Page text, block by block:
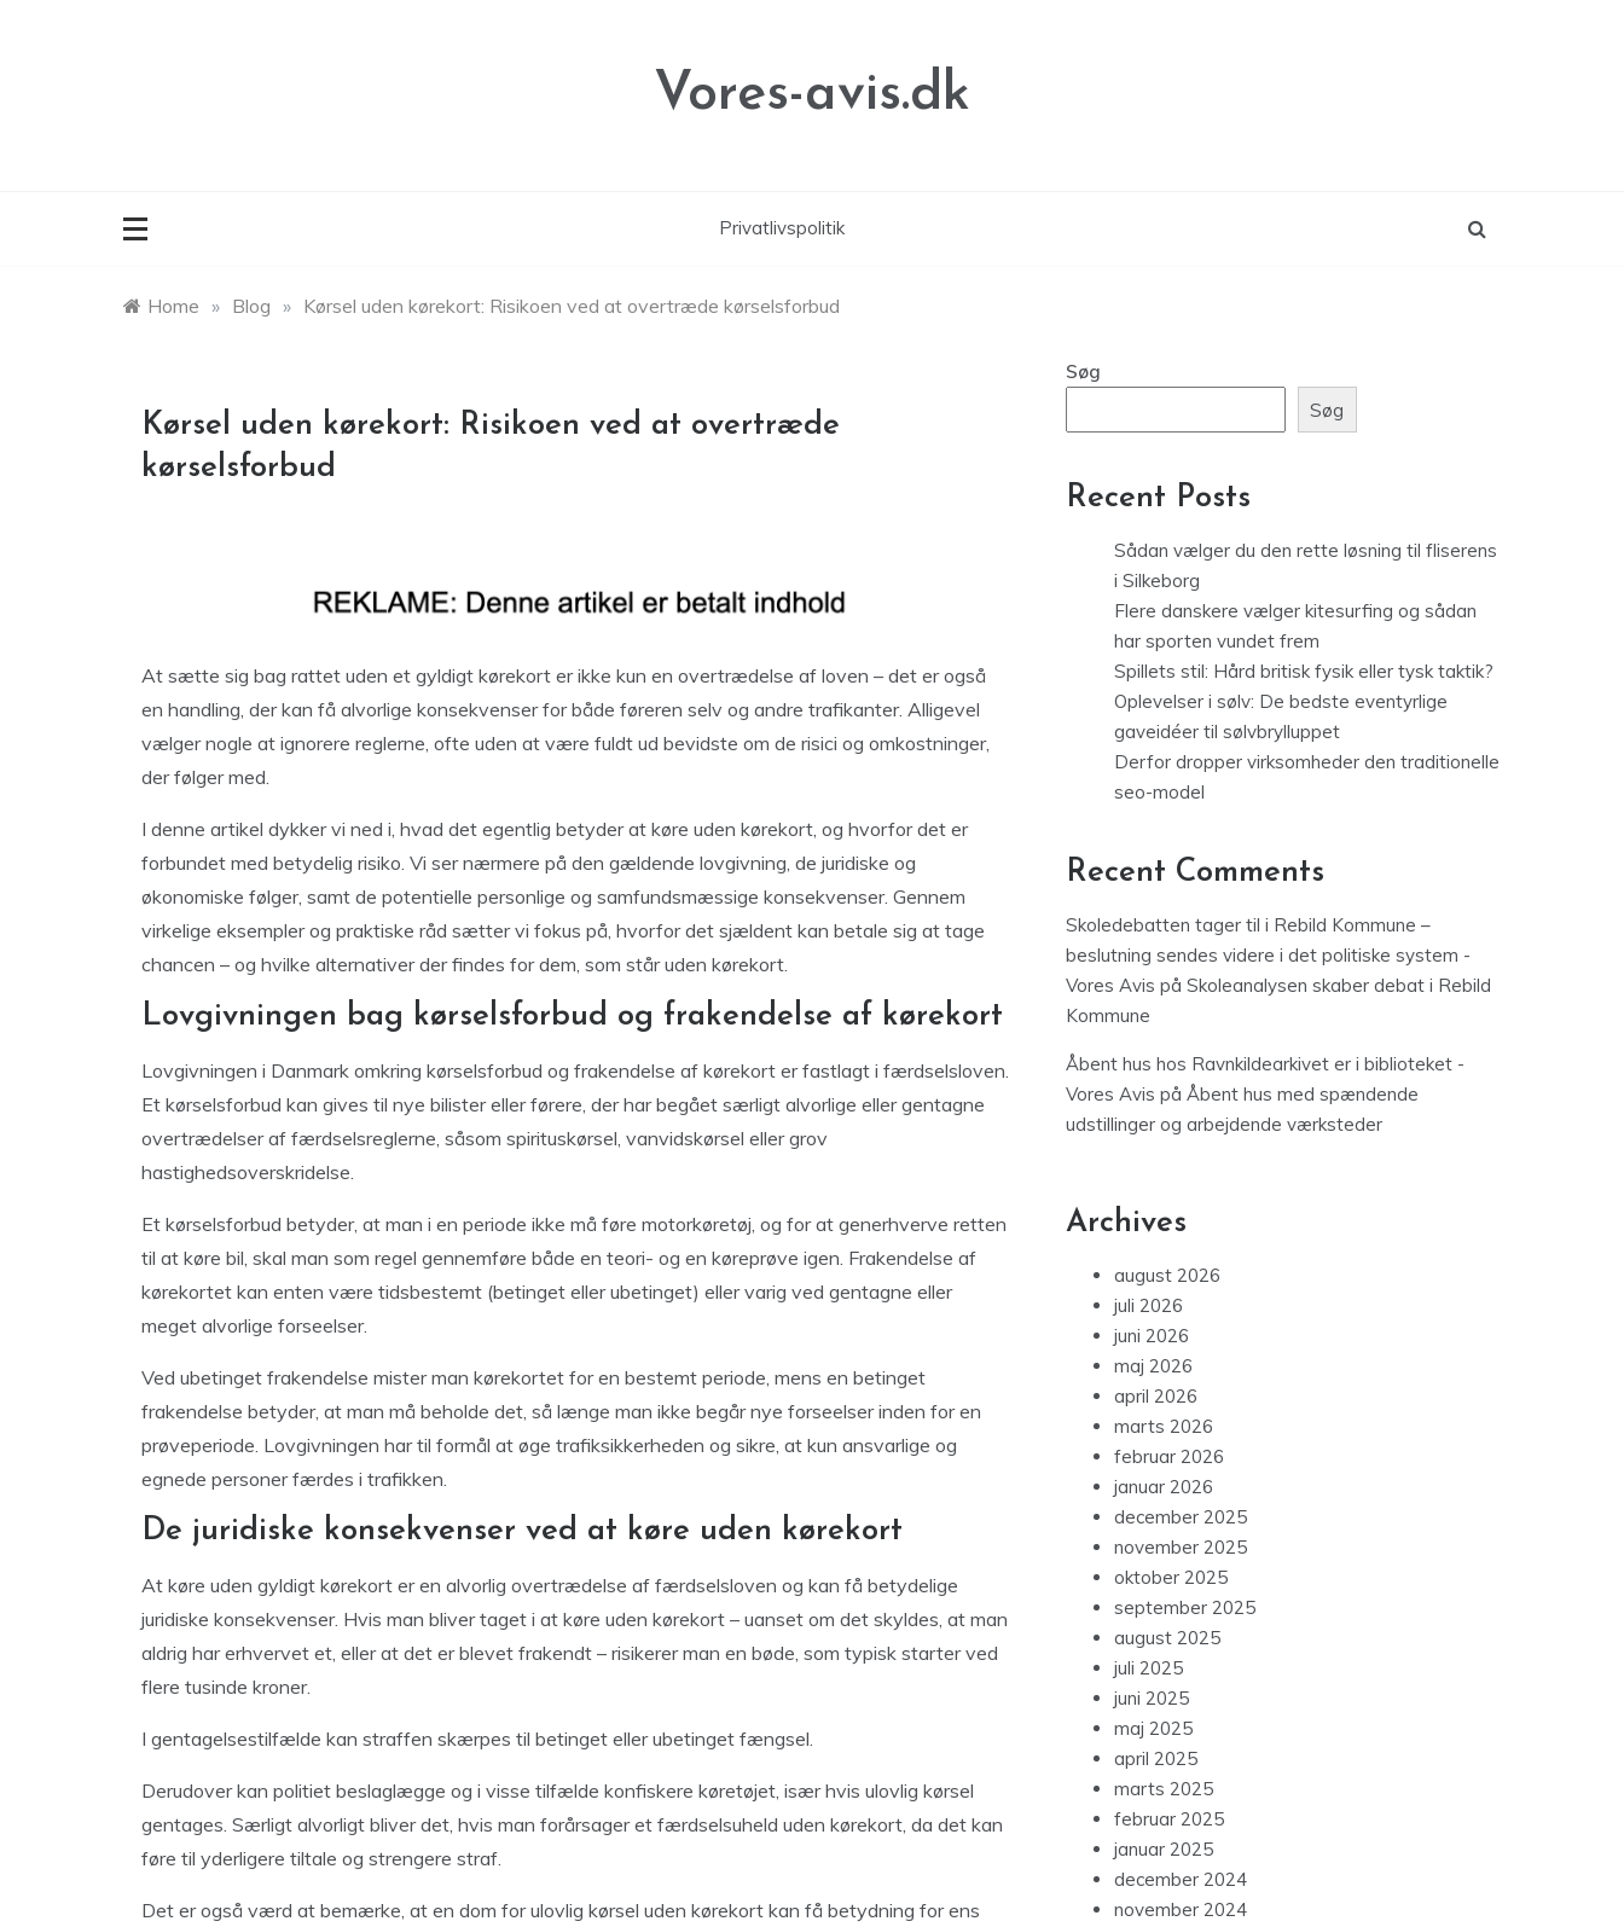
Vores-avis.dk
Privatlivspolitik
Home » Blog » Kørsel uden kørekort: Risikoen ved at overtræde kørselsforbud
Kørsel uden kørekort: Risikoen ved at overtræde
kørselsforbud
At sætte sig bag rattet uden et gyldigt kørekort er ikke kun en overtrædelse af loven – det er også
en handling, der kan få alvorlige konsekvenser for både føreren selv og andre trafikanter. Alligevel
vælger nogle at ignorere reglerne, ofte uden at være fuldt ud bevidste om de risici og omkostninger,
der følger med.
I denne artikel dykker vi ned i, hvad det egentlig betyder at køre uden kørekort, og hvorfor det er
forbundet med betydelig risiko. Vi ser nærmere på den gældende lovgivning, de juridiske og
økonomiske følger, samt de potentielle personlige og samfundsmæssige konsekvenser. Gennem
virkelige eksempler og praktiske råd sætter vi fokus på, hvorfor det sjældent kan betale sig at tage
chancen – og hvilke alternativer der findes for dem, som står uden kørekort.
Lovgivningen bag kørselsforbud og frakendelse af kørekort
Lovgivningen i Danmark omkring kørselsforbud og frakendelse af kørekort er fastlagt i færdselsloven.
Et kørselsforbud kan gives til nye bilister eller førere, der har begået særligt alvorlige eller gentagne
overtrædelser af færdselsreglerne, såsom spirituskørsel, vanvidskørsel eller grov
hastighedsoverskridelse.
Et kørselsforbud betyder, at man i en periode ikke må føre motorkøretøj, og for at generhverve retten
til at køre bil, skal man som regel gennemføre både en teori- og en køreprøve igen. Frakendelse af
kørekortet kan enten være tidsbestemt (betinget eller ubetinget) eller varig ved gentagne eller
meget alvorlige forseelser.
Ved ubetinget frakendelse mister man kørekortet for en bestemt periode, mens en betinget
frakendelse betyder, at man må beholde det, så længe man ikke begår nye forseelser inden for en
prøveperiode. Lovgivningen har til formål at øge trafiksikkerheden og sikre, at kun ansvarlige og
egnede personer færdes i trafikken.
De juridiske konsekvenser ved at køre uden kørekort
At køre uden gyldigt kørekort er en alvorlig overtrædelse af færdselsloven og kan få betydelige
juridiske konsekvenser. Hvis man bliver taget i at køre uden kørekort – uanset om det skyldes, at man
aldrig har erhvervet et, eller at det er blevet frakendt – risikerer man en bøde, som typisk starter ved
flere tusinde kroner.
I gentagelsestilfælde kan straffen skærpes til betinget eller ubetinget fængsel.
Derudover kan politiet beslaglægge og i visse tilfælde konfiskere køretøjet, især hvis ulovlig kørsel
gentages. Særligt alvorligt bliver det, hvis man forårsager et færdselsuheld uden kørekort, da det kan
føre til yderligere tiltale og strengere straf.
Det er også værd at bemærke, at en dom for ulovlig kørsel uden kørekort kan få betydning for ens
Søg
Søg
Recent Posts
Sådan vælger du den rette løsning til fliserens
i Silkeborg
Flere danskere vælger kitesurfing og sådan
har sporten vundet frem
Spillets stil: Hård britisk fysik eller tysk taktik?
Oplevelser i sølv: De bedste eventyrlige
gaveidéer til sølvbrylluppet
Derfor dropper virksomheder den traditionelle
seo-model
Recent Comments
Skoledebatten tager til i Rebild Kommune –
beslutning sendes videre i det politiske system -
Vores Avis på Skoleanalysen skaber debat i Rebild
Kommune
Åbent hus hos Ravnkildearkivet er i biblioteket -
Vores Avis på Åbent hus med spændende
udstillinger og arbejdende værksteder
Archives
august 2026
juli 2026
juni 2026
maj 2026
april 2026
marts 2026
februar 2026
januar 2026
december 2025
november 2025
oktober 2025
september 2025
august 2025
juli 2025
juni 2025
maj 2025
april 2025
marts 2025
februar 2025
januar 2025
december 2024
november 2024